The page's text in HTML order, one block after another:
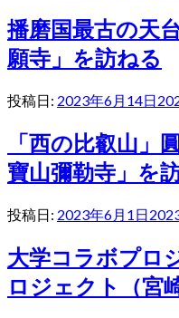
播磨国最古の天
願寺」を訪ねる
投稿日: 2023年6月14日
「西の比叡山」
寶山彌勒寺」を
投稿日: 2023年6月1日
大学コラボプロ
ロジェクト（宮